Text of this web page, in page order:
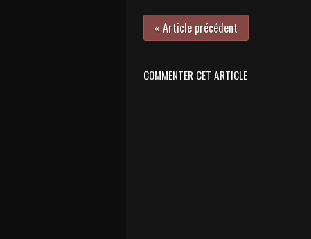
« Article précédent
COMMENTER CET ARTICLE